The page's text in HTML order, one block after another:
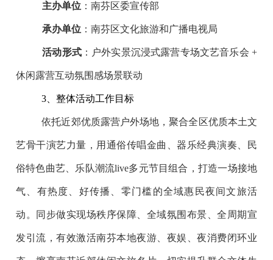
主办单位 ：南芬区委宣传部
承办单位 ：南芬区文化旅游和广播电视局
活动形式：户外实景沉浸式露营专场文艺音乐会 +
休闲露营互动氛围感场景联动
3、整体活动工作目标
依托近郊优质露营户外场地，聚合全区优质本土文
艺骨干演艺力量，用通俗传唱金曲、器乐经典演奏、民
俗特色曲艺、乐队潮流live多元节目组合，打造一场接地
气、有热度、好传播、零门槛的全域惠民夜间文旅活
动。同步做实现场秩序保障、全域氛围布景、全周期宣
发引流，有效激活南芬本地夜游、夜娱、夜消费闭环业